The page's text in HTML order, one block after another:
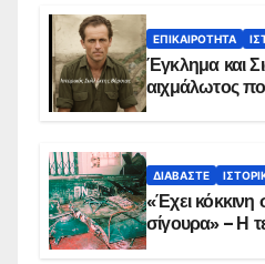
ΕΠΙΚΑΙΡΌΤΗΤΑ
Έγκλημα και
αιχμάλωτος
ΔΙΑΒΆΣΤΕ
«Έχει
σίγουρα» – Η